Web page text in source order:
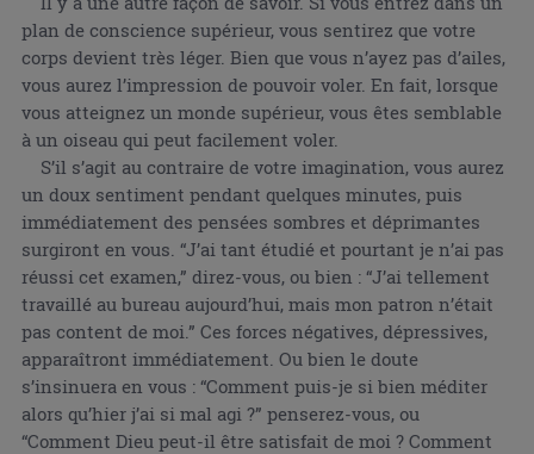
plan de conscience supérieur, vous sentirez que votre
corps devient très léger. Bien que vous n’ayez pas d’ailes,
vous aurez l’impression de pouvoir voler. En fait, lorsque
vous atteignez un monde supérieur, vous êtes semblable
à un oiseau qui peut facilement voler.
S’il s’agit au contraire de votre imagination, vous aurez
un doux sentiment pendant quelques minutes, puis
immédiatement des pensées sombres et déprimantes
surgiront en vous. “J’ai tant étudié et pourtant je n’ai pas
réussi cet examen,” direz-vous, ou bien : “J’ai tellement
travaillé au bureau aujourd’hui, mais mon patron n’était
pas content de moi.” Ces forces négatives, dépressives,
apparaîtront immédiatement. Ou bien le doute
s’insinuera en vous : “Comment puis-je si bien méditer
alors qu’hier j’ai si mal agi ?” penserez-vous, ou
“Comment Dieu peut-il être satisfait de moi ? Comment